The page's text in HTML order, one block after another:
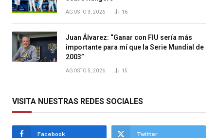
AGOSTO 3, 2026 16
Juan Álvarez: “Ganar con FIU sería más
importante para mí que la Serie Mundial de
2003”
AGOSTO 5, 2026 15
VISITA NUESTRAS REDES SOCIALES
Facebook Twitter